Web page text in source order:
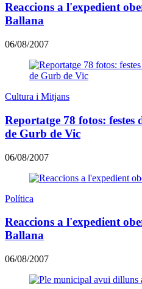
Reaccions a l'expedient
Ballana
06/08/2007
Cultura i Mitjans
Reportatge 78 fotos:
de Gurb de Vic
06/08/2007
Política
Reaccions a l'expedient
Ballana
06/08/2007